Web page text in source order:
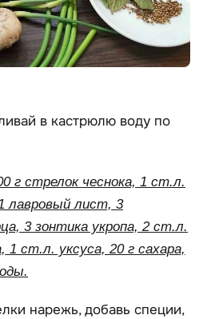
в кастрюлю воду по
г стрелок чеснока, 1 ст.л.
лавровый лист, 3
3 зонтика укропа, 2 ст.л.
ст.л. уксуса, 20 г сахара,
нарежь, добавь специи,